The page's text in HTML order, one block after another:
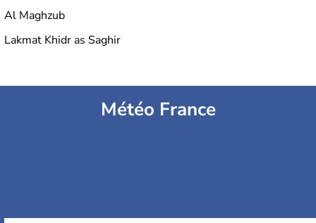
Al Maghzub
Lakmat Khidr as Saghir
Météo France